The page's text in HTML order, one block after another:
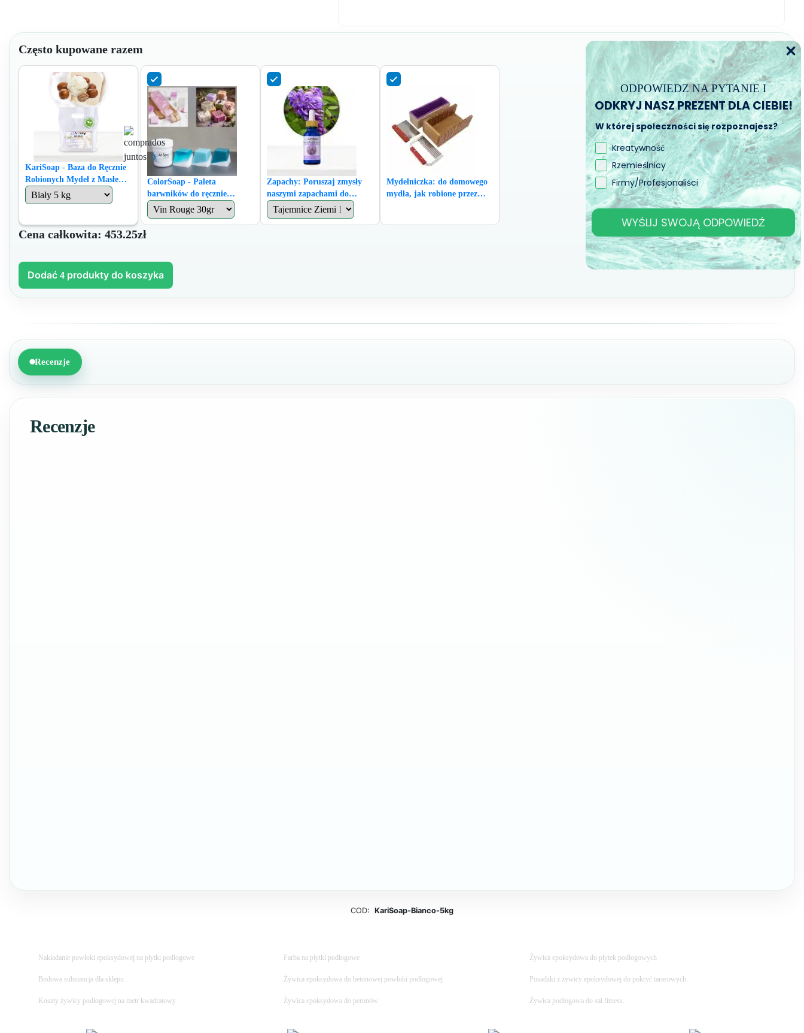
Często kupowane razem
KariSoap - Baza do Ręcznie
Robionych Mydeł z Masłem
Shea - Organiczna
ColorSoap - Paleta
barwników do ręcznie
robionych mydeł ArtSoap
Zapachy: Poruszaj zmysły
naszymi zapachami do
ręcznie robionych mydeł
ArtSoap.
Mydelniczka: do domowego
mydła, jak robione przez
Cena całkowita: 453.25zł
Dodać 4 produkty do koszyka
Recenzje
Recenzje
COD: KariSoap-Bianco-5kg
Nakładanie powłoki epoksydowej na płytki podłogowe Farba na płytki podłogowe Żywica epoksydowa do płytek podłogowych
Bodowa substancja dla sklepu Żywica epoksydowa do betonowej powłoki podłogowej Posadzki z żywicy epoksydowej do pokryć tarasowych.
Koszty żywicy podłogowej na metr kwadratowy Żywica epoksydowa do peronów Żywica podłogowa do sal fitness.
ODPOWIEDZ NA PYTANIE I
ODKRYJ NASZ PREZENT DLA CIEBIE!
W której społeczności się rozpoznajesz?
Kreatywność
Rzemieślnicy
Firmy/Profesjonaliści
WYŚLIJ SWOJĄ ODPOWIEDŹ